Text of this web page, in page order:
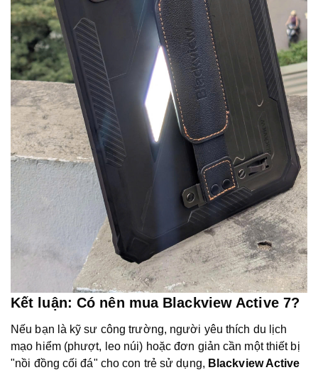
Kết luận: Có nên mua Blackview Active 7?
Nếu bạn là kỹ sư công trường, người yêu thích du lịch
mạo hiểm (phượt, leo núi) hoặc đơn giản cần một thiết bị
"nồi đồng cối đá" cho con trẻ sử dụng, Blackview Active